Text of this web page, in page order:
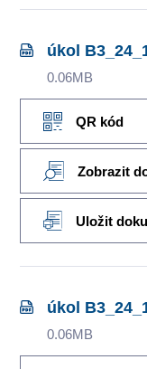
úkol
0.06MB
QR kód
Zobrazit
Uložit
úkol
0.06MB